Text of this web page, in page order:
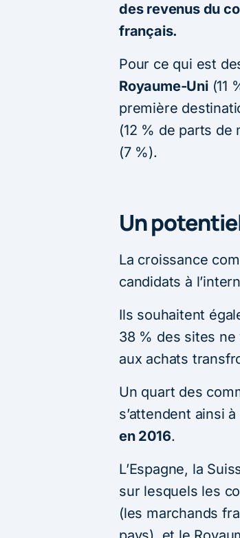
des revenus du
français.
Pour ce qui est
Royaume-Uni(11
première
(12 % de parts de
(7 %).
Un
La croissance
candidats à
Ils souhaitent
38 % des sites ne
aux achats
Un quart des
s’attendent ainsi
en 2016.
L’Espagne, la
sur lesquels les
(les marchands